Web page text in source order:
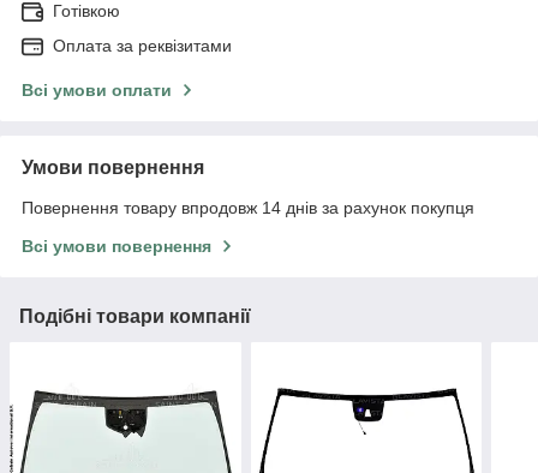
Готівкою
Оплата за реквізитами
Всі умови оплати
Умови повернення
Повернення товару впродовж 14 днів за рахунок покупця
Всі умови повернення
Подібні товари компанії